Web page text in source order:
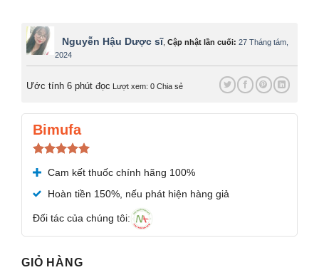
Nguyễn Hậu Dược sĩ Cập nhật lần cuối: 27 Tháng tám,
2024
Ước tính 6 phút đọc Lượt xem: 0 Chia sẻ
Bimufa
Được xếp
hạng5.00
5 sao
Cam kết thuốc chính hãng 100%
Hoàn tiền 150%, nếu phát hiện hàng giả
Đối tác của chúng tôi:
GIỎ HÀNG